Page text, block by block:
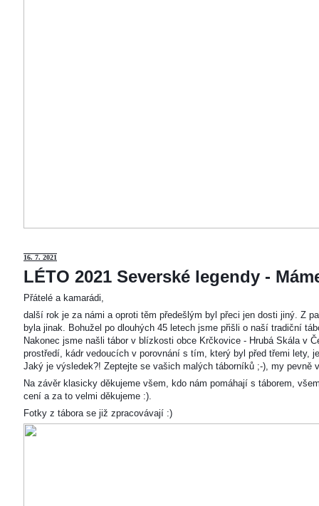
16. 7. 2021
LÉTO 2021 Severské legendy -
Přátelé a kamarádi,
další rok je za námi a oproti těm předešlým byl přeci jen dosti jiný. Z
byla jinak. Bohužel po dlouhých 45 letech jsme přišli o naší tradiční
Nakonec jsme našli tábor v blízkosti obce Krčkovice - Hrubá Skála v
prostředí, kádr vedoucích v porovnání s tím, který byl před třemi lety,
Jaký je výsledek?! Zeptejte se vašich malých táborníků ;-), my pevně
Na závěr klasicky děkujeme všem, kdo nám pomáhají s táborem,
cení a za to velmi děkujeme :).
Fotky z tábora se již zpracovávají :)